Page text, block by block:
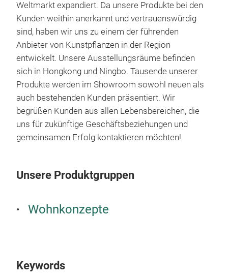
Weltmarkt expandiert. Da unsere Produkte bei den
Kunden weithin anerkannt und vertrauenswürdig
sind, haben wir uns zu einem der führenden
Anbieter von Kunstpflanzen in der Region
entwickelt. Unsere Ausstellungsräume befinden
sich in Hongkong und Ningbo. Tausende unserer
Produkte werden im Showroom sowohl neuen als
auch bestehenden Kunden präsentiert. Wir
begrüßen Kunden aus allen Lebensbereichen, die
uns für zukünftige Geschäftsbeziehungen und
gemeinsamen Erfolg kontaktieren möchten!
Unsere Produktgruppen
Wohnkonzepte
Keywords